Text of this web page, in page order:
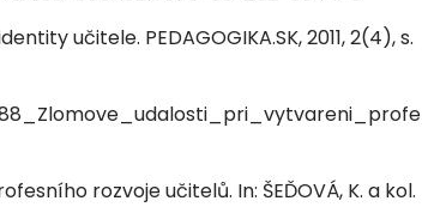
učitele. PEDAGOGIKA.SK, 2011, 2(4), s.
rozvoje učitelů. In: ŠEĎOVÁ, K. a kol.